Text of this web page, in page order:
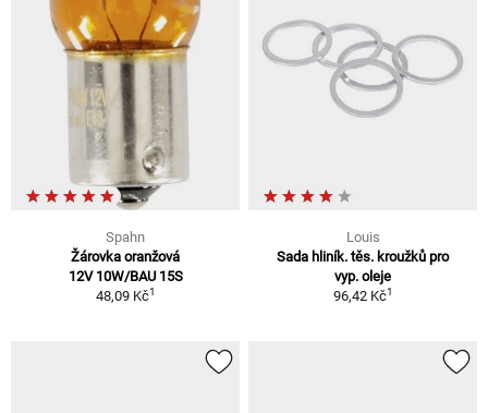
Spahn
Žárovka oranžová
12V 10W/BAU 15S
48,09 Kč1
Louis
Sada hliník. těs. kroužků pro
vyp. oleje
96,42 Kč1